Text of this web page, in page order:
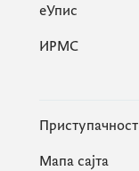
eУпис
ИРМС
Приступачност
Мапа сајта